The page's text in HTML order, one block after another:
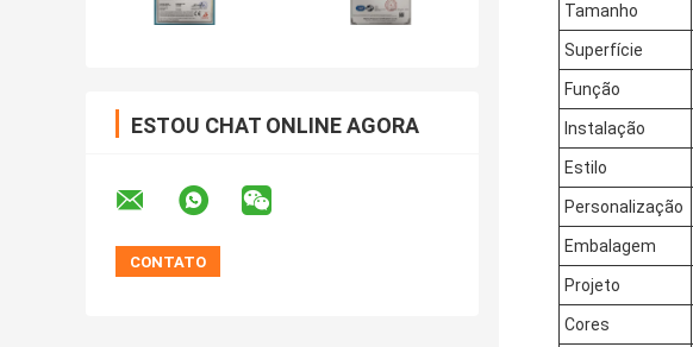
ESTOU CHAT ONLINE AGORA
Tamanho
Superfície
Função
Instalação
Estilo
Personalização
Embalagem
Projeto
Cores